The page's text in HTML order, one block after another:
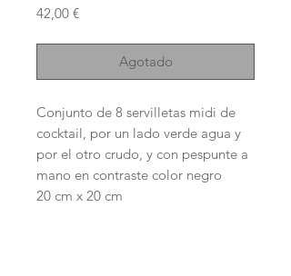
42,00 €Precio
Agotado
Conjunto de 8 servilletas midi de
cocktail, por un lado verde agua y
por el otro crudo, y con pespunte a
mano en contraste color negro
20 cm x 20 cm